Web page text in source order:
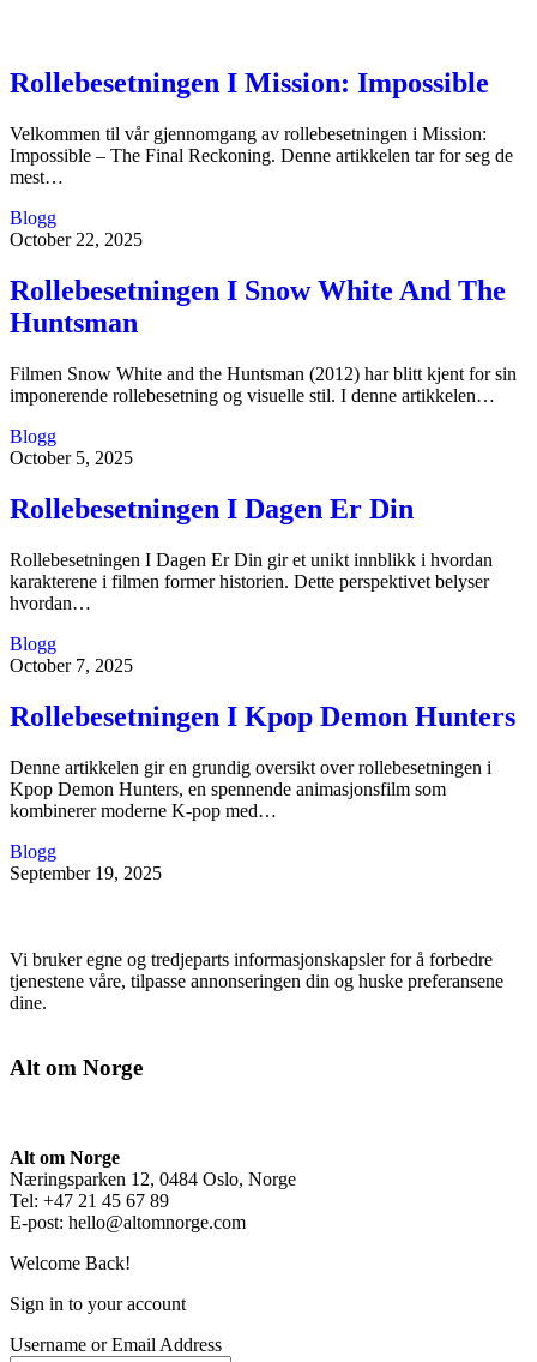
Rollebesetningen I Mission: Impossible
Velkommen til vår gjennomgang av rollebesetningen i Mission:
Impossible – The Final Reckoning. Denne artikkelen tar for seg de
mest…
Blogg
October 22, 2025
Rollebesetningen I Snow White And The
Huntsman
Filmen Snow White and the Huntsman (2012) har blitt kjent for sin
imponerende rollebesetning og visuelle stil. I denne artikkelen…
Blogg
October 5, 2025
Rollebesetningen I Dagen Er Din
Rollebesetningen I Dagen Er Din gir et unikt innblikk i hvordan
karakterene i filmen former historien. Dette perspektivet belyser
hvordan…
Blogg
October 7, 2025
Rollebesetningen I Kpop Demon Hunters
Denne artikkelen gir en grundig oversikt over rollebesetningen i
Kpop Demon Hunters, en spennende animasjonsfilm som
kombinerer moderne K-pop med…
Blogg
September 19, 2025
Vi bruker egne og tredjeparts informasjonskapsler for å forbedre
tjenestene våre, tilpasse annonseringen din og huske preferansene
dine.
Alt om Norge
Alt om Norge
Næringsparken 12, 0484 Oslo, Norge
Tel: +47 21 45 67 89
E-post: hello@altomnorge.com
Welcome Back!
Sign in to your account
Username or Email Address